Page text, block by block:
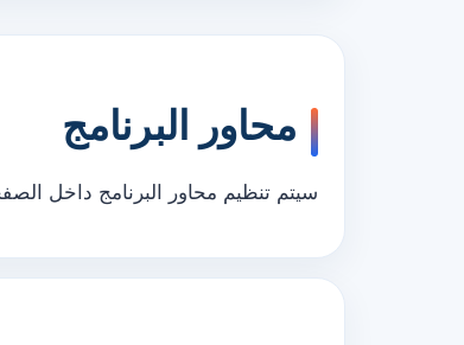
محاور البرنامج
سيتم تنظيم محاور البرنامج داخل